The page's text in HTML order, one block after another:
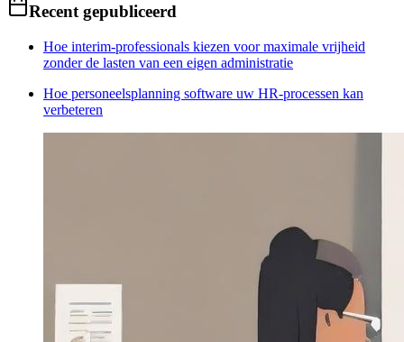
Recent gepubliceerd
Hoe interim-professionals kiezen voor maximale vrijheid
zonder de lasten van een eigen administratie
Hoe personeelsplanning software uw HR-processen kan
verbeteren